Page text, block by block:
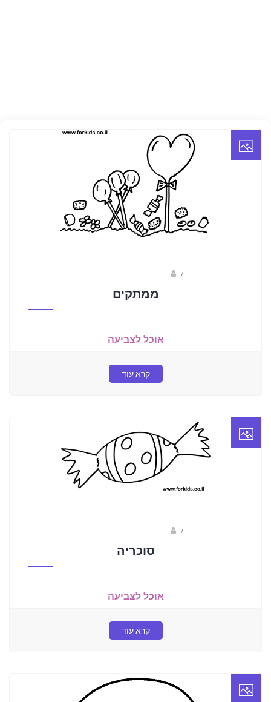
/
ממתקים
אוכל לצביעה
קרא עוד
/
סוכריה
אוכל לצביעה
קרא עוד